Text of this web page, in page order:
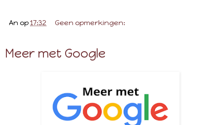
An op17:32 Geen opmerkingen:
Meer met Google